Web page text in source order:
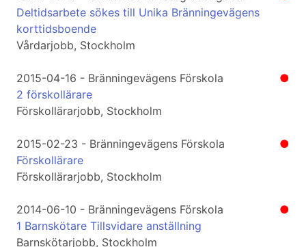
Deltidsarbete sökes till Unika Bränningevägens
korttidsboende
Vårdarjobb, Stockholm
●
2015-04-16 - Bränningevägens Förskola
2 förskollärare
Förskollärarjobb, Stockholm
●
2015-02-23 - Bränningevägens Förskola
Förskollärare
Förskollärarjobb, Stockholm
●
2014-06-10 - Bränningevägens Förskola
1 Barnskötare Tillsvidare anställning
Barnskötarjobb, Stockholm